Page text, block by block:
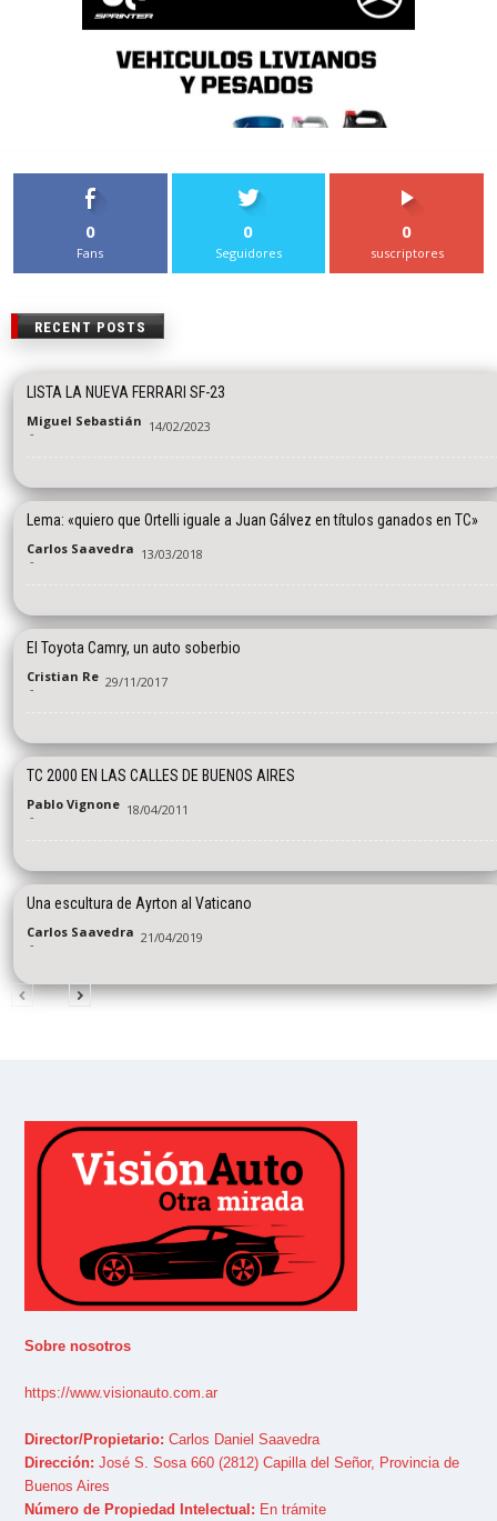
0
Fans
0
Seguidores
0
suscriptores
RECENT POSTS
LISTA LA NUEVA FERRARI SF-23
Miguel Sebastián
- 14/02/2023
Lema: «quiero que Ortelli iguale a Juan Gálvez en títulos ganados en TC»
Carlos Saavedra
- 13/03/2018
El Toyota Camry, un auto soberbio
Cristian Re
- 29/11/2017
TC 2000 EN LAS CALLES DE BUENOS AIRES
Pablo Vignone
- 18/04/2011
Una escultura de Ayrton al Vaticano
Carlos Saavedra
- 21/04/2019
Sobre nosotros
https://www.visionauto.com.ar
Director/Propietario: Carlos Daniel Saavedra
Dirección: José S. Sosa 660 (2812) Capilla del Señor, Provincia de
Buenos Aires
Número de Propiedad Intelectual: En trámite